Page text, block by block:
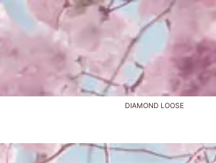
DIAMOND LOOSE